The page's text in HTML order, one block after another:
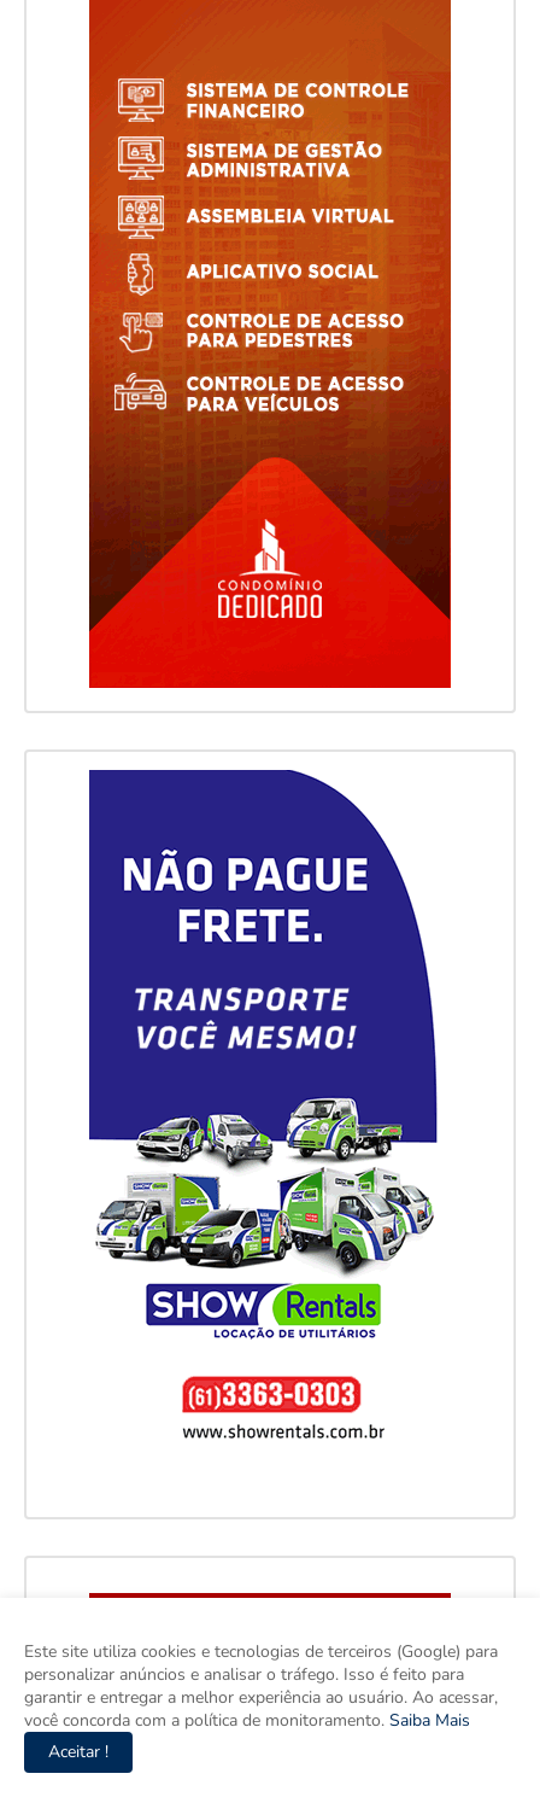
Este site utiliza cookies e tecnologias de terceiros (Google) para
personalizar anúncios e analisar o tráfego. Isso é feito para
garantir e entregar a melhor experiência ao usuário. Ao acessar,
você concorda com a política de monitoramento. Saiba Mais
Aceitar !